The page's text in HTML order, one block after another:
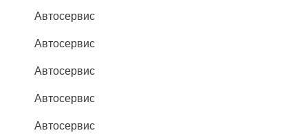
Автосервис
Автосервис
Автосервис
Автосервис
Автосервис